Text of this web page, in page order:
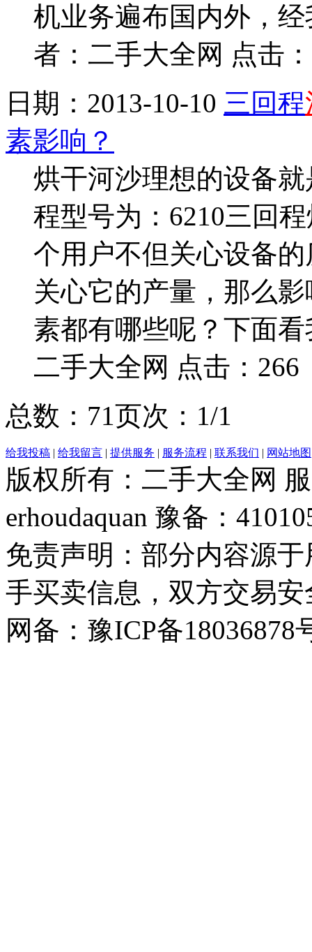
机业务遍布国内外，
者：二手大全网 点击
日期：2013-10-10 三回程
素影响？
烘干河沙理想的设备
程型号为：6210三回
个用户不但关心设备
关心它的产量，那么
素都有哪些呢？下面
二手大全网 点击：266
总数：71页次：1/1
给我投稿 | 给我留言 | 提供服务 | 服务流程 | 联系我们 | 网站地图
版权所有：二手大全网
erhoudaquan 豫备：
免责声明：部分内容源
手买卖信息，双方交易
网备：豫ICP备18036878